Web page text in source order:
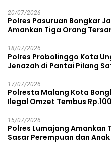
20/07/2026
Polres Pasuruan Bongkar
Amankan Tiga Orang
18/07/2026
Polres Probolinggo Kota
Jenazah di Pantai Pilang
17/07/2026
Polresta Malang Kota
Ilegal Omzet Tembus
15/07/2026
Polres Lumajang Amankan
Sasar Perempuan dan Anak